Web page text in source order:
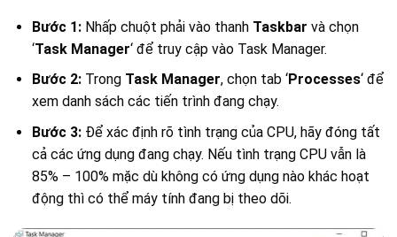
Bước 1: Nhấp chuột phải vào thanh Taskbar và chọn
‘Task Manager‘ để truy cập vào Task Manager.
Bước 2: Trong Task Manager, chọn tab ‘Processes‘ để
xem danh sách các tiến trình đang chạy.
Bước 3: Để xác định rõ tình trạng của CPU, hãy đóng tất
cả các ứng dụng đang chạy. Nếu tình trạng CPU vẫn là
85% – 100% mặc dù không có ứng dụng nào khác hoạt
động thì có thể máy tính đang bị theo dõi.